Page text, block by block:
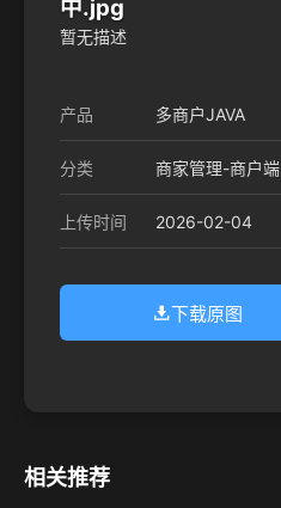
中.jpg
暂无描述
产品 多商户JAVA
分类 商家管理-商户端
上传时间 2026-02-04
下载原图
相关推荐